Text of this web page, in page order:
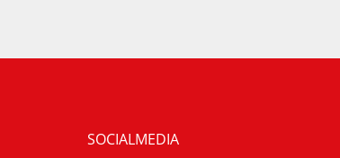
SOCIALMEDIA